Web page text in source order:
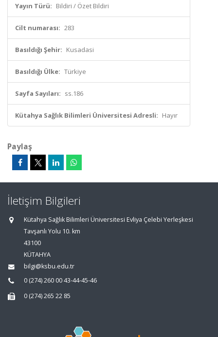
Yayın Türü: Bildiri / Özet Bildiri
Cilt numarası: 283
Basıldığı Şehir: Kusadasi
Basıldığı Ülke: Türkiye
Sayfa Sayıları: ss.186
Kütahya Sağlık Bilimleri Üniversitesi Adresli: Hayır
Paylaş
İletişim Bilgileri
Kütahya Sağlık Bilimleri Üniversitesi Evliya Çelebi Yerleşkesi
Tavşanlı Yolu 10. km
43100
KÜTAHYA
bilgi@ksbu.edu.tr
0 (274) 260 00 43-44-45-46
0 (274) 265 22 85